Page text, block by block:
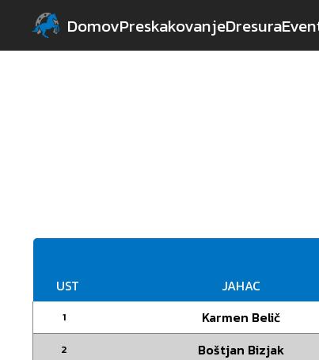
DomovPreskakovanjeDresura
UST
JAHAC
1 Karmen Belič
2 Boštjan Bizjak